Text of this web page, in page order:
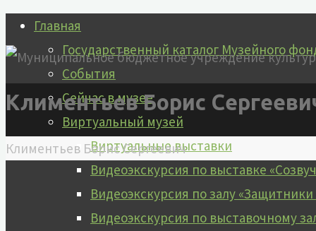
Перейти
к
содержимому
Главная
Государственный каталог Музейного
События
Сейчас в музее
Виртуальный музей
Виртуальные выставки
Видеоэкскурсия по выставке
Видеоэкскурсия по залу «Защитники
Видеоэкскурсия по выставочному
Климентьев Борис
Главная
Климентьев Борис Сергеевич